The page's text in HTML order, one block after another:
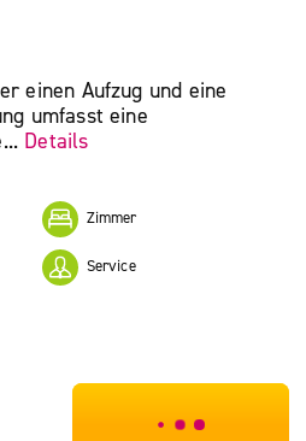
einen Aufzug und eine
umfasst eine
Details
Zimmer
Service
***************